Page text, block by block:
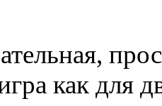
как для